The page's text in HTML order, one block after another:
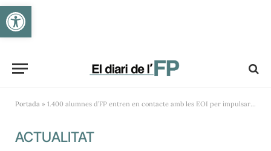
Obre la barra d'eines
Portada » 1.400 alumnes d’FP entren en contacte amb les EOI per impulsar el coneixement d’idiomes
ACTUALITAT